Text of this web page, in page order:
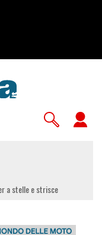
a stelle e strisce